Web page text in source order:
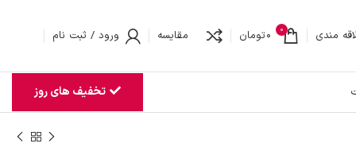
مندی 0
0تومان مقایسه ورود / ثبت نام
تخفیف های روز